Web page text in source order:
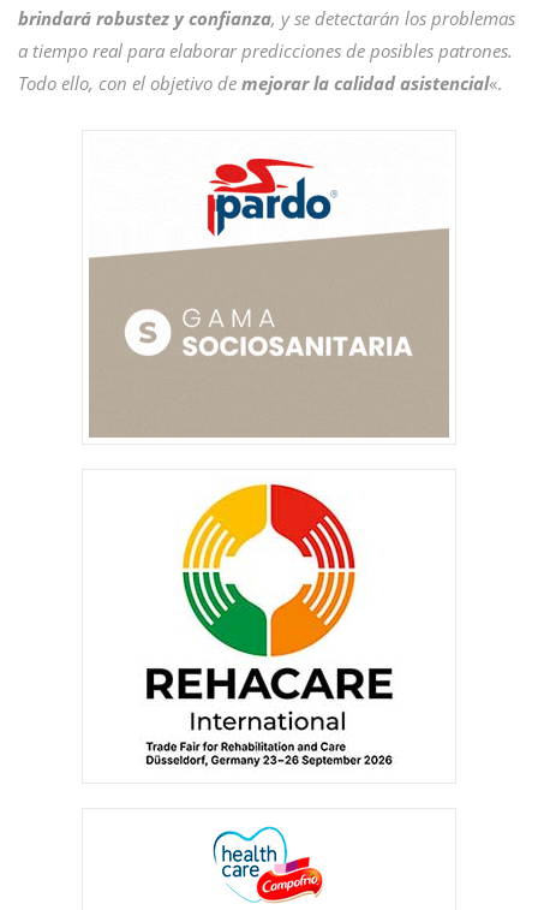
brindará robustez y confianza, y se detectarán los problemas
a tiempo real para elaborar predicciones de posibles patrones.
Todo ello, con el objetivo de mejorar la calidad asistencial«.